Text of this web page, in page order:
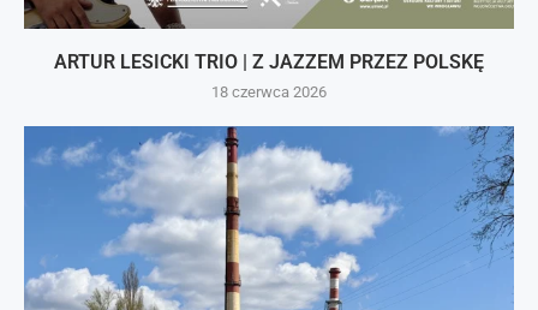
ARTUR LESICKI TRIO | Z JAZZEM PRZEZ POLSKĘ
18 czerwca 2026